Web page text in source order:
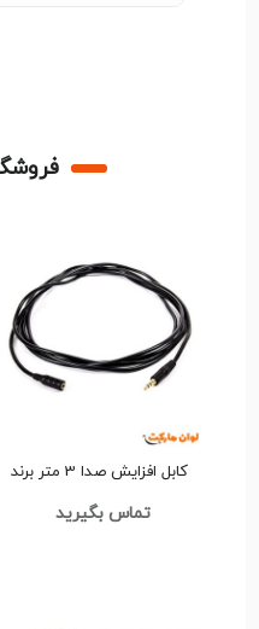
کابل افزایش صدا 3 متر برند
تماس بگیرید